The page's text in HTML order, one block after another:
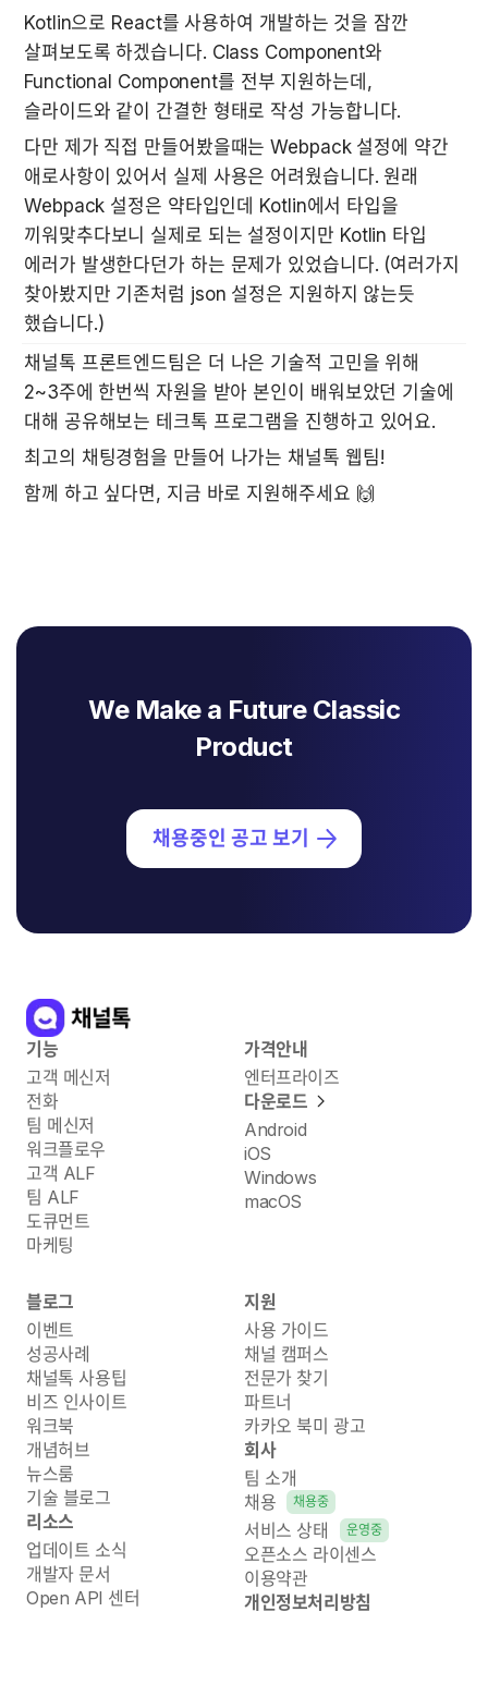
Kotlin으로 React를 사용하여 개발하는 것을 잠깐
살펴보도록 하겠습니다. Class Component와
Functional Component를 전부 지원하는데,
슬라이드와 같이 간결한 형태로 작성 가능합니다.
다만 제가 직접 만들어봤을때는 Webpack 설정에 약간
애로사항이 있어서 실제 사용은 어려웠습니다. 원래
Webpack 설정은 약타입인데 Kotlin에서 타입을
끼워맞추다보니 실제로 되는 설정이지만 Kotlin 타입
에러가 발생한다던가 하는 문제가 있었습니다. (여러가지
찾아봤지만 기존처럼 json 설정은 지원하지 않는듯
했습니다.)
채널톡 프론트엔드팀은 더 나은 기술적 고민을 위해
2~3주에 한번씩 자원을 받아 본인이 배워보았던 기술에
대해 공유해보는 테크톡 프로그램을 진행하고 있어요.
함께 하고 싶다면, 지금 바로 지원해주세요 🙌
We Make a Future Classic
Product
채용중인 공고 보기
기능
고객 메신저
전화
팀 메신저
워크플로우
고객 ALF
팀 ALF
도큐먼트
마케팅
가격안내
엔터프라이즈
다운로드
Android
iOS
Windows
macOS
블로그
이벤트
성공사례
채널톡 사용팁
비즈 인사이트
워크북
개념허브
뉴스룸
기술 블로그
리소스
업데이트 소식
개발자 문서
Open API 센터
지원
사용 가이드
채널 캠퍼스
전문가 찾기
파트너
카카오 북미 광고
회사
팀 소개
채용
채용중
서비스 상태 운영중
오픈소스 라이센스
이용약관
개인정보처리방침